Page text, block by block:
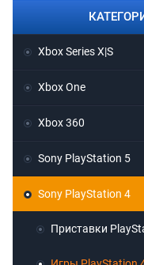
Xbox Series X|S
Xbox One
Xbox 360
Sony PlayStation 5
Sony PlayStation 4
Приставки